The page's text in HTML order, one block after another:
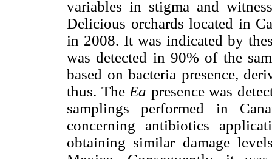
variables in stigma and
Delicious orchards located in
in 2008. It was indicated by
was detected in 90% of the
based on bacteria presence,
thus. The Ea presence was
samplings performed in
concerning antibiotics
obtaining similar damage